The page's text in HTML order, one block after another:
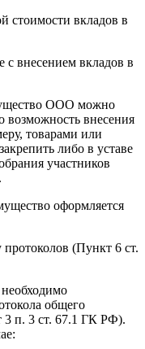
стоимости вкладов в
внесением вкладов в
ООО можно
возможность внесения
товарами или
либо в уставе
участников
оформляется
(Пункт 6 ст.
общего
3 п. 3 ст. 67.1 ГК РФ).